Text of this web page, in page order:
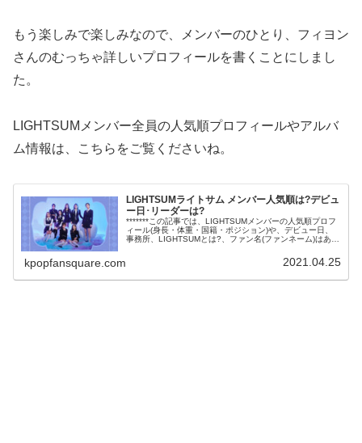
もう楽しみで楽しみなので、メンバーのひとり、フィヨン
さんのむっちゃ詳しいプロフィールを書くことにしまし
た。
LIGHTSUMメンバー全員の人気順プロフィールやアルバ
ム情報は、こちらをご覧くださいね。
LIGHTSUMライトサム メンバー人気順は?デビュ
ー日･リーダーは?
*******この記事では、LIGHTSUMメンバーの人気順プロフ
ィール(身長・体重・国籍・ポジション)や、デビュー日、
事務所、LIGHTSUMとは?、ファン名(ファンネーム)はある
kpopfansquare.com 2021.04.25